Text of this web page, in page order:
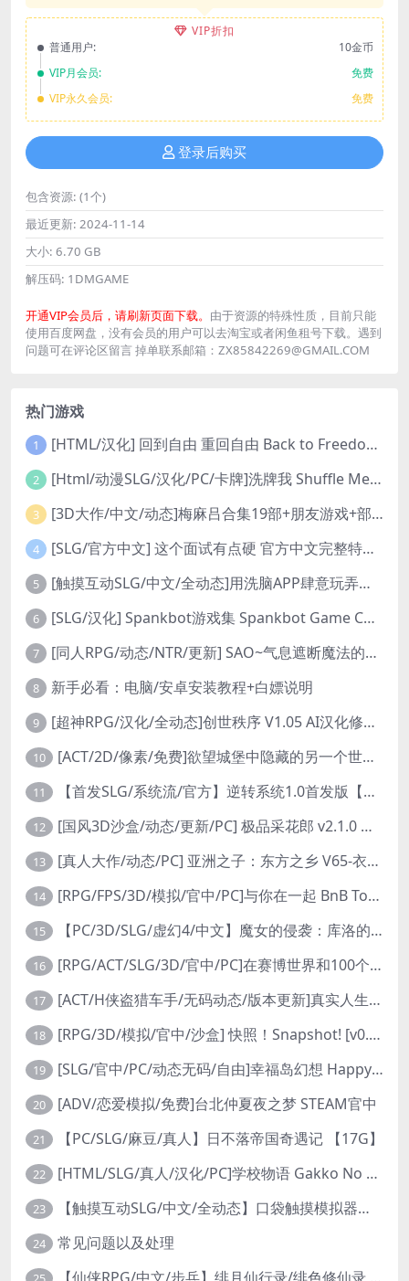
VIP折扣
普通用户:
10金币
VIP月会员:
免费
VIP永久会员:
免费
登录后购买
包含资源: (1个)
最近更新: 2024-11-14
大小: 6.70 GB
解压码: 1DMGAME
开通VIP会员后，请刷新页面下载。 由于资源的特殊性质，目前只能
使用百度网盘，没有会员的用户可以去淘宝或者闲鱼租号下载。遇到
问题可在评论区留言 掉单联系邮箱：ZX85842269@GMAIL.COM
热门游戏
1 [HTML/汉化] 回到自由 重回自由 Back to Freedom ver0.31 浏览器转中文 8.8G
2 [Html/动漫SLG/汉化/PC/卡牌]洗牌我 Shuffle Me [1.1.2]
3 [3D大作/中文/动态]梅麻吕合集19部+朋友游戏+部份AI修复[PC+安卓]
4 [SLG/官方中文] 这个面试有点硬 官方中文完整特别版 真人互动游戏 正式破解版32G
5 [触摸互动SLG/中文/全动态]用洗脑APP肆意玩弄狂妄大小姐 V1.6 官方中文版
6 [SLG/汉化] Spankbot游戏集 Spankbot Game Collection [V2024.7.22】 PC+安卓汉化合集版 16G
7 [同人RPG/动态/NTR/更新] SAO~气息遮断魔法的陷阱Ⅱ~ verβ8.1 官方中文步兵版
8 新手必看：电脑/安卓安装教程+白嫖说明
9 [超神RPG/汉化/全动态]创世秩序 V1.05 AI汉化修复完结版[PC+安卓]
10 [ACT/2D/像素/免费]欲望城堡中隐藏的另一个世界 欲望の城に隠された異世界 中文+存档
11 【首发SLG/系统流/官方】逆转系统1.0首发版【PC+安卓/首发】
12 [国风3D沙盒/动态/更新/PC] 极品采花郎 v2.1.0 官方中文步兵版
13 [真人大作/动态/PC] 亚洲之子：东方之乡 V65-衣析浅斟续写 官方中文+全DLC+MOD+攻略 26.4G
14 [RPG/FPS/3D/模拟/官中/PC]与你在一起 BnB Together BnB 11-26
15 【PC/3D/SLG/虚幻4/中文】魔女的侵袭：库洛的房间 V0.3.2 官方中文版【2.5G】
16 [RPG/ACT/SLG/3D/官中/PC]在赛博世界和100个道侣双修 steam v12.31-0.9.0032
17 [ACT/H侠盗猎车手/无码动态/版本更新]真实人生：阳光城/Real Life Sunbay City [v1.9.2 Beta]
18 [RPG/3D/模拟/官中/沙盒] 快照！Snapshot! [v0.992]
19 [SLG/官中/PC/动态无码/自由]幸福岛幻想 Happy Island Fantasy v1.2.0
20 [ADV/恋爱模拟/免费]台北仲夏夜之梦 STEAM官中
21 【PC/SLG/麻豆/真人】日不落帝国奇遇记 【17G】
22 [HTML/SLG/真人/汉化/PC]学校物语 Gakko No Monogatari School Story v0.30
23 【触摸互动SLG/中文/全动态】口袋触摸模拟器：Pocket Touch 官方中文版【PC+安卓/1.5G】
24 常见问题以及处理